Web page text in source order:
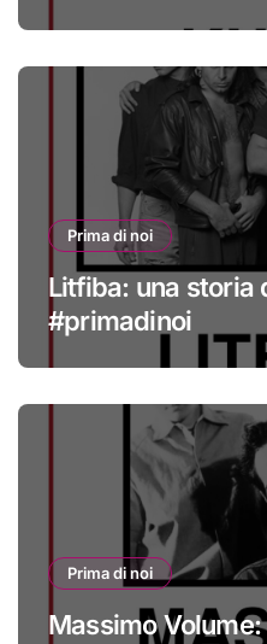
Prima di noi
Litfiba: una storia
#primadinoi
Prima di noi
Massimo Volume: